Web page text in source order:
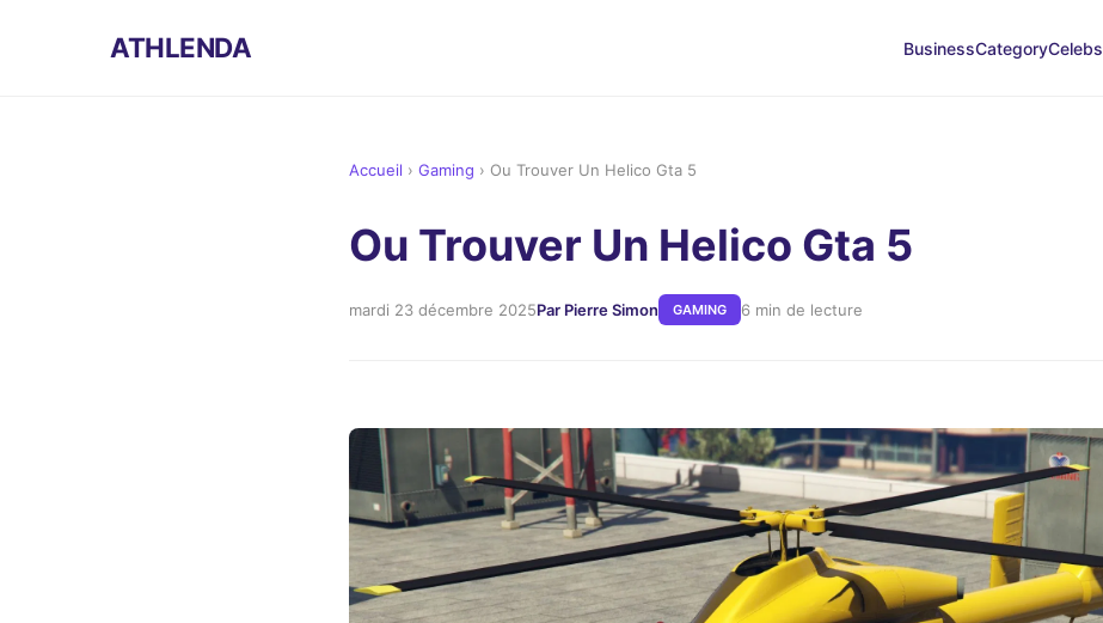
ATHLENDA BusinessCategoryCelebs
Accueil › Gaming › Ou Trouver Un Helico Gta 5
Ou Trouver Un Helico Gta 5
mardi 23 décembre 2025Par Pierre Simon GAMING 6 min de lecture